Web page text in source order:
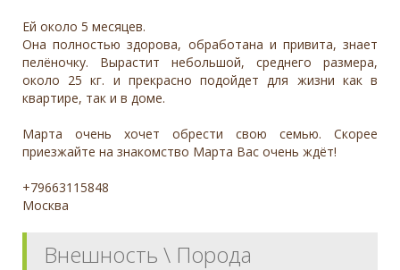
Ей около 5 месяцев.
Она полностью здорова, обработана и привита, знает
пелёночку. Вырастит небольшой, среднего размера,
около 25 кг. и прекрасно подойдет для жизни как в
квартире, так и в доме.
Марта очень хочет обрести свою семью. Скорее
приезжайте на знакомство Марта Вас очень ждёт!
+79663115848
Москва
Внешность \ Порода